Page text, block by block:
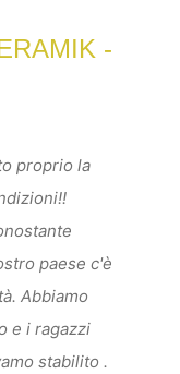
-
proprio la
paese c'è
Abbiamo
e i ragazzi
stabilito .